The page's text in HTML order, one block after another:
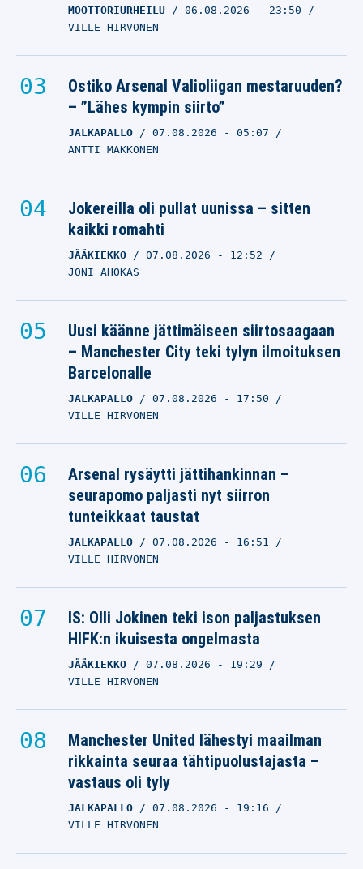
MOOTTORIURHEILU 06.08.2026 - 23:50
VILLE HIRVONEN
Ostiko Arsenal Valioliigan mestaruuden?
– ”Lähes kympin siirto”
JALKAPALLO 07.08.2026 - 05:07
ANTTI MAKKONEN
Jokereilla oli pullat uunissa – sitten
kaikki romahti
JÄÄKIEKKO 07.08.2026 - 12:52
JONI AHOKAS
Uusi käänne jättimäiseen siirtosaagaan
– Manchester City teki tylyn ilmoituksen
Barcelonalle
JALKAPALLO 07.08.2026 - 17:50
VILLE HIRVONEN
Arsenal rysäytti jättihankinnan –
seurapomo paljasti nyt siirron
tunteikkaat taustat
JALKAPALLO 07.08.2026 - 16:51
VILLE HIRVONEN
IS: Olli Jokinen teki ison paljastuksen
HIFK:n ikuisesta ongelmasta
JÄÄKIEKKO 07.08.2026 - 19:29
VILLE HIRVONEN
Manchester United lähestyi maailman
rikkainta seuraa tähtipuolustajasta –
vastaus oli tyly
JALKAPALLO 07.08.2026 - 19:16
VILLE HIRVONEN